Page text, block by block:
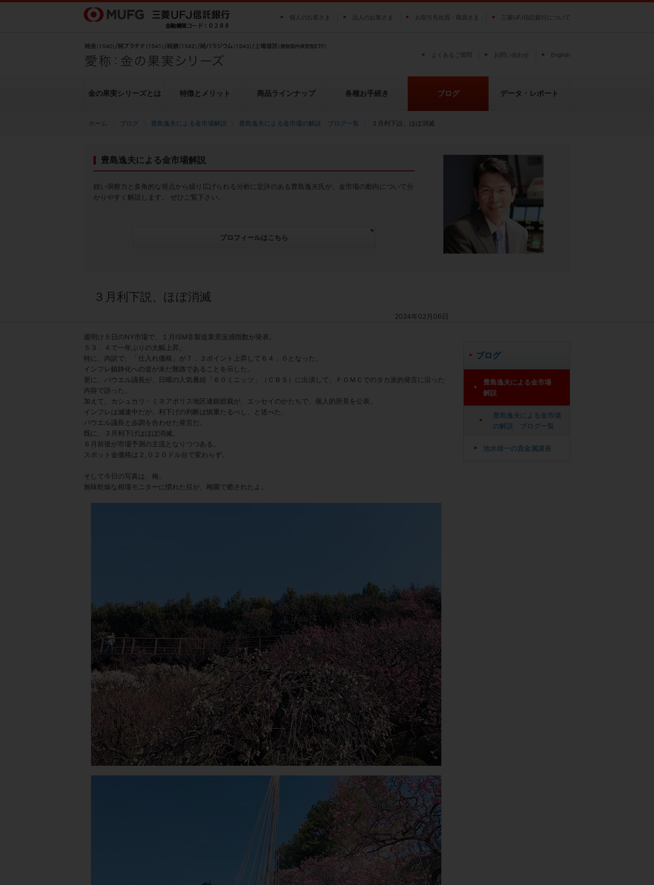
ブログ 豊島逸夫による金市場解説 豊島逸夫による金市場の解説 ブログ一覧 ３月利下説、ほぼ消滅
豊島逸夫による金市場解説
鋭い洞察力と多角的な視点から繰り広げられる分析に定評のある豊島逸夫氏が、金市場の動向について分
かりやすく解説します。 ぜひご覧下さい。
プロフィールはこちら
ブログ
豊島逸夫による金市場
解説
豊島逸夫による金市場
の解説 ブログ一覧
池水雄一の貴金属講座
３月利下説、ほぼ消滅
2024年02月06日
週明け５日のNY市場で、１月ISM非製造業景況感指数が発表。
５３．４で一年ぶりの大幅上昇。
特に、内訳で、「仕入れ価格」が７．３ポイント上昇して６４．０となった。
インフレ鎮静化への道が未だ難路であることを示した。
更に、パウエル議長が、日曜の人気番組「６０ミニッツ」（ＣＢＳ）に出演して、ＦＯＭＣでのタカ派的発言に沿った
内容で語った。
加えて、カシュカリ・ミネアポリス地区連銀総裁が、エッセイのかたちで、個人的所見を公表。
インフレは減速中だが、利下げの判断は慎重たるべし、と述べた。
パウエル議長と歩調を合わせた発言だ。
既に、３月利下げはほぼ消滅。
６月前後が市場予測の主流となりつつある。
スポット金価格は２,０２０ドル台で変わらず。
そして今日の写真は、梅。
無味乾燥な相場モニターに慣れた目が、梅園で癒されたよ。
個人のお客さま 法人のお客さま お取引先社員・職員さま 三菱UFJ信託銀行について
よくあるご質問 お問い合わせ English
金の果実シリーズとは
金投資とは 貴金属の特性
特徴とメリット
シリーズの魅力
商品ラインナップ
純金上場信託（金の果実）
純パラジウム上場信託（パラジウ
ムの果実）
各種お手続き
転換（交換）の手続き
ブログ
豊島逸夫による金市場解説
データ・レポート
ヒストリカルデータ